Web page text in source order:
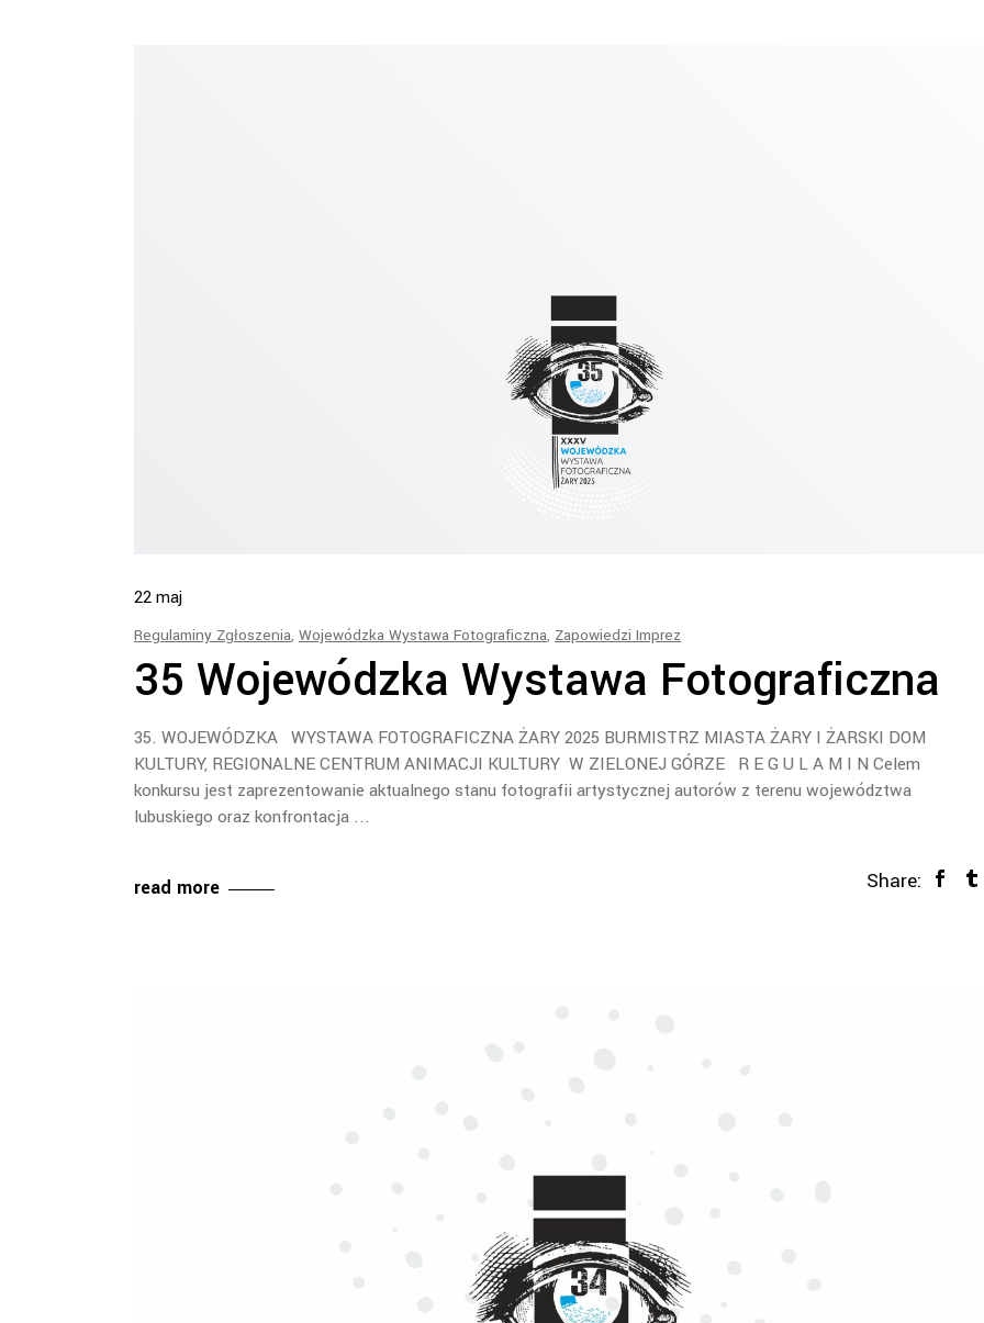
22maj
Regulaminy Zgłoszenia, Wojewódzka Wystawa Fotograficzna, Zapowiedzi Imprez
35 Wojewódzka Wystawa Fotograficzna
35. WOJEWÓDZKA WYSTAWA FOTOGRAFICZNA ŻARY 2025 BURMISTRZ MIASTA ŻARY I ŻARSKI DOM
KULTURY, REGIONALNE CENTRUM ANIMACJI KULTURY W ZIELONEJ GÓRZE R E G U L A M I N Celem
konkursu jest zaprezentowanie aktualnego stanu fotografii artystycznej autorów z terenu województwa
lubuskiego oraz konfrontacja
read more Share: